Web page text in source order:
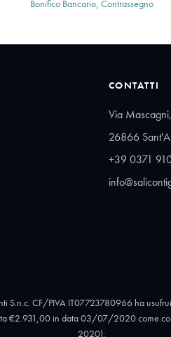
Bonifico Bancario, Contrassegno
CONTATTI
Via
26866
+39 0371
S.n.c. CF/PIVA IT07723780966 ha
€2.931,00 in data 03/07/2020 come
2020);